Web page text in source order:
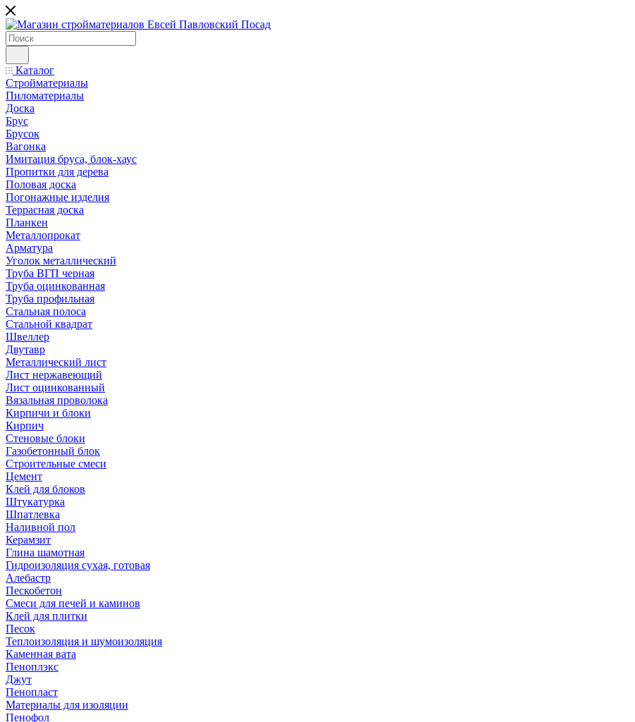
Каталог
Стройматериалы
Пиломатериалы
Доска
Брус
Брусок
Вагонка
Имитация бруса, блок-хаус
Пропитки для дерева
Половая доска
Погонажные изделия
Террасная доска
Планкен
Металлопрокат
Арматура
Уголок металлический
Труба ВГП черная
Труба оцинкованная
Труба профильная
Стальная полоса
Стальной квадрат
Швеллер
Двутавр
Металлический лист
Лист нержавеющий
Лист оцинкованный
Вязальная проволока
Кирпичи и блоки
Кирпич
Стеновые блоки
Газобетонный блок
Строительные смеси
Цемент
Клей для блоков
Штукатурка
Шпатлевка
Наливной пол
Керамзит
Глина шамотная
Гидроизоляция сухая, готовая
Алебастр
Пескобетон
Смеси для печей и каминов
Клей для плитки
Песок
Теплоизоляция и шумоизоляция
Каменная вата
Пеноплэкс
Джут
Пенопласт
Материалы для изоляции
Пенофол